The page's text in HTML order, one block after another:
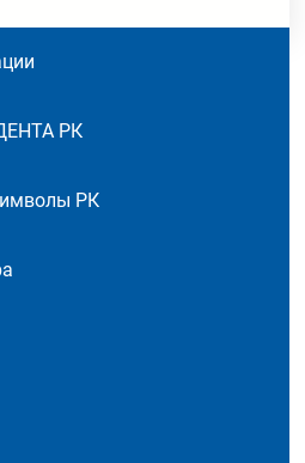
РК
РК